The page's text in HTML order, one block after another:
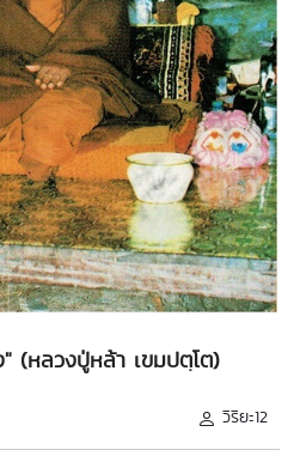
" (หลวงปู่หล้า เขมปตฺโต)
วิริยะ12